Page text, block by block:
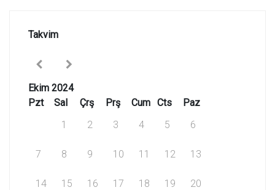
Takvim
Ekim 2024
Pzt
Sal Çrş Prş Cum Cts
Paz
1
2 3 4 5 6
7 8 9 10 11 12 13
14 15 16 17 18 19 20